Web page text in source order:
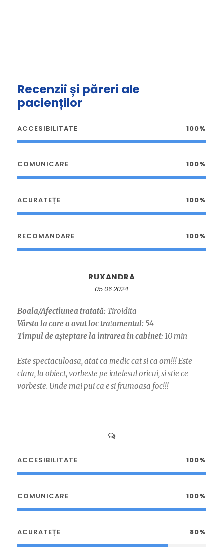
Recenzii și păreri ale
pacienților
ACCESIBILITATE 100%
COMUNICARE 100%
ACURATEȚE 100%
RECOMANDARE 100%
RUXANDRA
05.06.2024
Boala/Afectiunea tratată: Tiroidita
Vârsta la care a avut loc tratamentul: 54
Timpul de așteptare la intrarea în cabinet: 10 min
Este spectaculoasa, atat ca medic cat si ca om!!! Este
clara, la obiect, vorbeste pe intelesul oricui, si stie ce
vorbeste. Unde mai pui ca e si frumoasa foc!!!
ACCESIBILITATE 100%
COMUNICARE 100%
ACURATEȚE 80%